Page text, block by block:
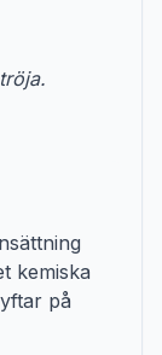
kemiska
på